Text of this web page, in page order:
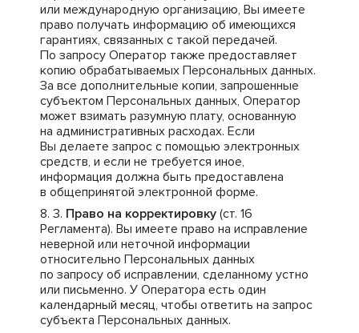
или международную организацию, Вы имеете
право получать информацию об имеющихся
гарантиях, связанных с такой передачей.
По запросу Оператор также предоставляет
копию обрабатываемых Персональных данных.
За все дополнительные копии, запрошенные
субъектом Персональных данных, Оператор
может взимать разумную плату, основанную
на административных расходах. Если
Вы делаете запрос с помощью электронных
средств, и если не требуется иное,
информация должна быть предоставлена
в общепринятой электронной форме.
Право на корректировку (ст. 16
Регламента). Вы имеете право на исправление
неверной или неточной информации
относительно Персональных данных
по запросу об исправлении, сделанному устно
или письменно. У Оператора есть один
календарный месяц, чтобы ответить на запрос
субъекта Персональных данных.